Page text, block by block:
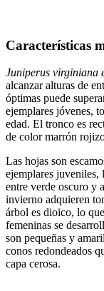
Características
Juniperus virginiana
alcanzar alturas de
óptimas puede
ejemplares jóvenes,
edad. El tronco es
de color marrón
Las hojas son
ejemplares juveniles,
entre verde oscuro y
invierno adquieren
árbol es dioico, lo
femeninas se
son pequeñas y
conos redondeados
capa cerosa.